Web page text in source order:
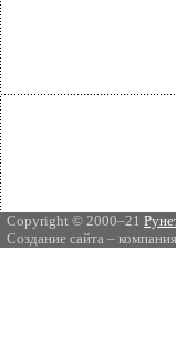
Copyright © 2000–21
Создание сайта – компания